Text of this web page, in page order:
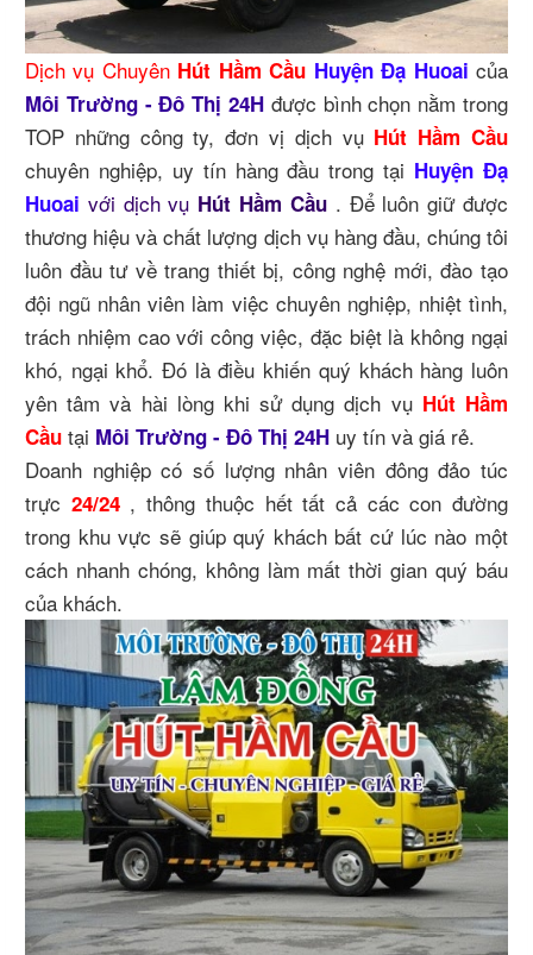
Dịch vụ Chuyên Hút Hầm Cầu Huyện Đạ Huoaicủa
Môi Trường - Đô Thị 24H được bình chọn nằm trong
TOP những công ty, đơn vị dịch vụ Hút Hầm Cầu
chuyên nghiệp, uy tín hàng đầu trong tại Huyện Đạ
Huoai với dịch vụ Hút Hầm Cầu . Để luôn giữ được
thương hiệu và chất lượng dịch vụ hàng đầu, chúng tôi
luôn đầu tư về trang thiết bị, công nghệ mới, đào tạo
đội ngũ nhân viên làm việc chuyên nghiệp, nhiệt tình,
trách nhiệm cao với công việc, đặc biệt là không ngại
khó, ngại khổ. Đó là điều khiến quý khách hàng luôn
yên tâm và hài lòng khi sử dụng dịch vụ Hút Hầm
Cầu tại Môi Trường - Đô Thị 24H uy tín và giá rẻ.
Doanh nghiệp có số lượng nhân viên đông đảo túc
trực 24/24 , thông thuộc hết tất cả các con đường
trong khu vực sẽ giúp quý khách bất cứ lúc nào một
cách nhanh chóng, không làm mất thời gian quý báu
của khách.